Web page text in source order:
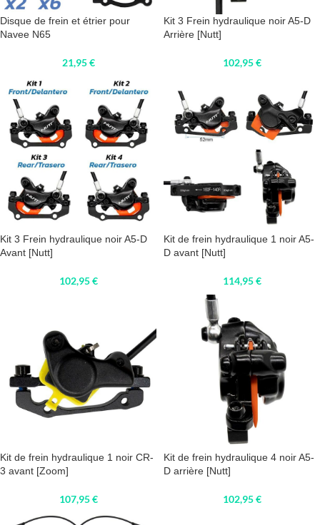
Disque de frein et étrier pour
Navee N65
21,95€
Kit 3 Frein hydraulique noir A5-D
Arrière [Nutt]
102,95€
Kit 3 Frein hydraulique noir A5-D
Avant [Nutt]
102,95€
Kit de frein hydraulique 1 noir A5-
D avant [Nutt]
114,95€
Kit de frein hydraulique 1 noir CR-
3 avant [Zoom]
107,95€
Kit de frein hydraulique 4 noir A5-
D arrière [Nutt]
102,95€